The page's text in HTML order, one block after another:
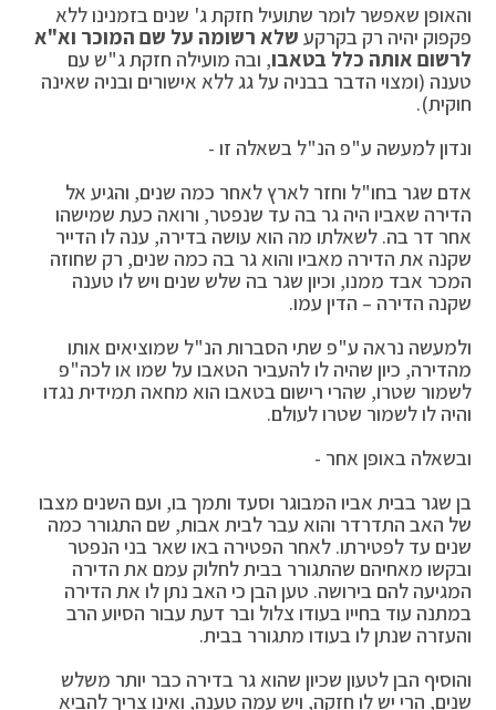
והאופן שאפשר לומר שתועיל חזקת ג' שנים בזמנינו ללא
פקפוק יהיה רק בקרקע שלא רשומה על שם המוכר וא"א
לרשום אותה כלל בטאבו, ובה מועילה חזקת ג"ש עם
טענה (ומצוי הדבר בבניה על גג ללא אישורים ובניה שאינה
חוקית).
ונדון למעשה ע"פ הנ"ל בשאלה זו -
אדם שגר בחו"ל וחזר לארץ לאחר כמה שנים, והגיע אל
הדירה שאביו היה גר בה עד שנפטר, ורואה כעת שמישהו
אחר דר בה. לשאלתו מה הוא עושה בדירה, ענה לו הדייר
שקנה את הדירה מאביו והוא גר בה כמה שנים, רק שחוזה
המכר אבד ממנו, וכיון שגר בה שלש שנים ויש לו טענה
שקנה הדירה – הדין עמו.
ולמעשה נראה ע"פ שתי הסברות הנ"ל שמוציאים אותו
מהדירה, כיון שהיה לו להעביר הטאבו על שמו או לכה"פ
לשמור שטרו, שהרי רישום בטאבו הוא מחאה תמידית נגדו
והיה לו לשמור שטרו לעולם.
ובשאלה באופן אחר -
בן שגר בבית אביו המבוגר וסעד ותמך בו, ועם השנים מצבו
של האב התדרדר והוא עבר לבית אבות, שם התגורר כמה
שנים עד לפטירתו. לאחר הפטירה באו שאר בני הנפטר
ובקשו מאחיהם שהתגורר בבית לחלוק עמם את הדירה
המגיעה להם בירושה. טען הבן כי האב נתן לו את הדירה
במתנה עוד בחייו בעודו צלול ובר דעת עבור הסיוע הרב
והעזרה שנתן לו בעודו מתגורר בבית.
והוסיף הבן לטעון שכיון שהוא גר בדירה כבר יותר משלש
שנים, הרי יש לו חזקה, ויש עמה טענה, ואינו צריך להביא